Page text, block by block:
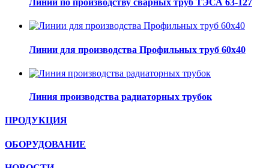
Линии по производству сварных труб ТЭСА 63-127
Линии для производства Профильных труб 60х40
Линия производства радиаторных трубок
ПРОДУКЦИЯ
ОБОРУДОВАНИЕ